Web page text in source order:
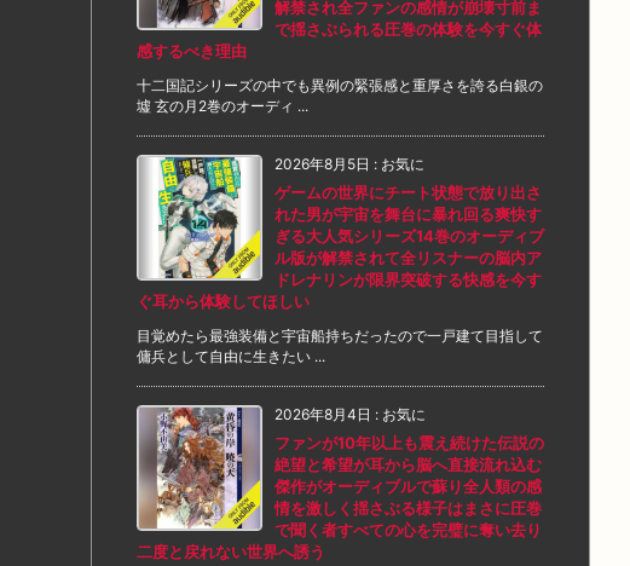
解禁され全ファンの感情が崩壊寸前ま
で揺さぶられる圧巻の体験を今すぐ体
感するべき理由
十二国記シリーズの中でも異例の緊張感と重厚さを誇る白銀の
墟 玄の月2巻のオーディ ...
2026年8月5日 : お気に
ゲームの世界にチート状態で放り出さ
れた男が宇宙を舞台に暴れ回る爽快す
ぎる大人気シリーズ14巻のオーディブ
ル版が解禁されて全リスナーの脳内ア
ドレナリンが限界突破する快感を今す
ぐ耳から体験してほしい
目覚めたら最強装備と宇宙船持ちだったので一戸建て目指して
傭兵として自由に生きたい ...
2026年8月4日 : お気に
ファンが10年以上も震え続けた伝説の
絶望と希望が耳から脳へ直接流れ込む
傑作がオーディブルで蘇り全人類の感
情を激しく揺さぶる様子はまさに圧巻
で聞く者すべての心を完璧に奪い去り
二度と戻れない世界へ誘う